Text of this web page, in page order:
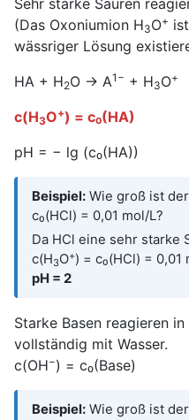
Sehr starke Säuren
(Das Oxoniumion H3O+
wässriger Lösung
HA + H2O → A1− + H3O+
c(H3O+) = c₀(HA)
pH = − lg (c₀(HA))
Beispiel: Wie groß ist
c₀(HCl) = 0,01 mol/L?
Da HCl eine sehr starke
c(H3O+) = c₀(HCl) = 0,01
pH = 2
Starke Basen reagieren
vollständig mit Wasser.
c(OH−) = c₀(Base)
Beispiel: Wie groß ist